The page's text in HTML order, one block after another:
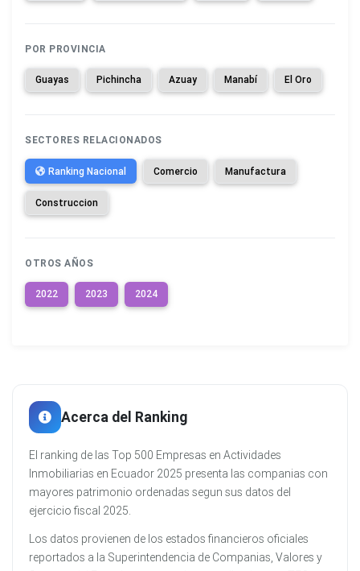
POR PROVINCIA
Guayas Pichincha Azuay Manabí El Oro
SECTORES RELACIONADOS
Ranking Nacional Comercio Manufactura
Construccion
OTROS AÑOS
2022 2023 2024
Acerca del Ranking
El ranking de las Top 500 Empresas en Actividades
Inmobiliarias en Ecuador 2025 presenta las companias con
mayores patrimonio ordenadas segun sus datos del
ejercicio fiscal 2025.
Los datos provienen de los estados financieros oficiales
reportados a la Superintendencia de Companias, Valores y